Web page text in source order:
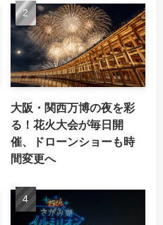
大阪・関西万博の夜を彩
る！花火大会が毎日開
催、ドローンショーも時
間変更へ